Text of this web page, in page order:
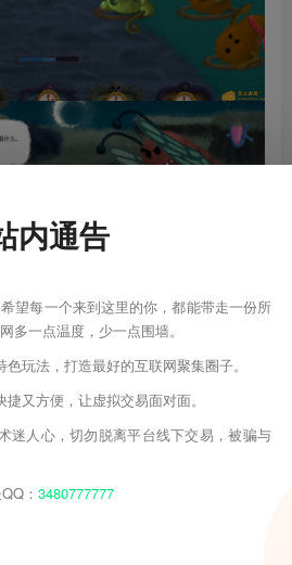
内通告
望每一个来到这里的你，都能带走一份所
多一点温度，少一点围墙。
玩法，打造最好的互联网聚集圈子。
又方便，让虚拟交易面对面。
迷人心，切勿脱离平台线下交易，被骗与
： 3480777777